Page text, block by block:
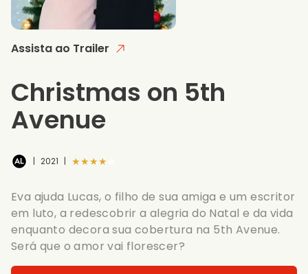
Assista ao Trailer
Christmas on 5th
Avenue
| 2021 | ★★★★★
Eva ajuda Lucas, o filho de sua amiga e um escritor
em luto, a redescobrir a alegria do Natal e da vida
enquanto decora sua cobertura na 5th Avenue.
Será que o amor vai florescer?